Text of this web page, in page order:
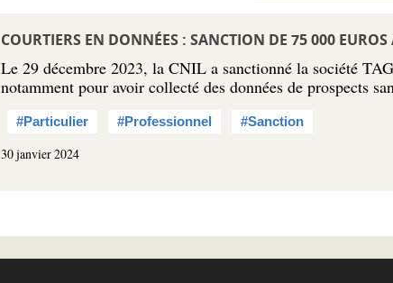
COURTIERS EN DONNÉES : SANCTION DE 75 000
Le 29 décembre 2023, la CNIL a sanctionné la société
notamment pour avoir collecté des données de prospects
#Particulier #Professionnel #Sanction
30 janvier 2024